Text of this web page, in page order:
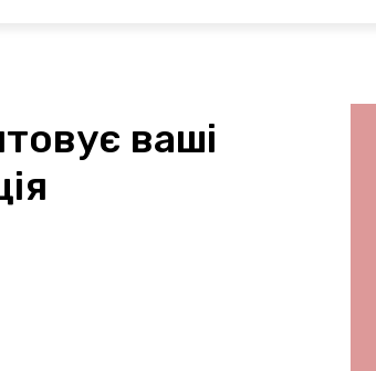
ваші